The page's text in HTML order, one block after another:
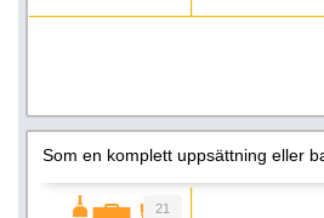
Som en komplett uppsättning eller
21